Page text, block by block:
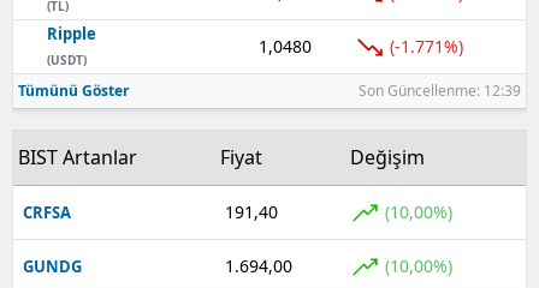
Yozgat
Zonguldak
Aksaray
Bayburt
Karaman
(TL)
Ripple
(USDT)
1,0480 (-1.771%)
Tümünü Göster Son Güncellenme: 12:39
BIST Artanlar Fiyat Değişim
CRFSA 191,40 (10,00%)
GUNDG 1.694,00 (10,00%)